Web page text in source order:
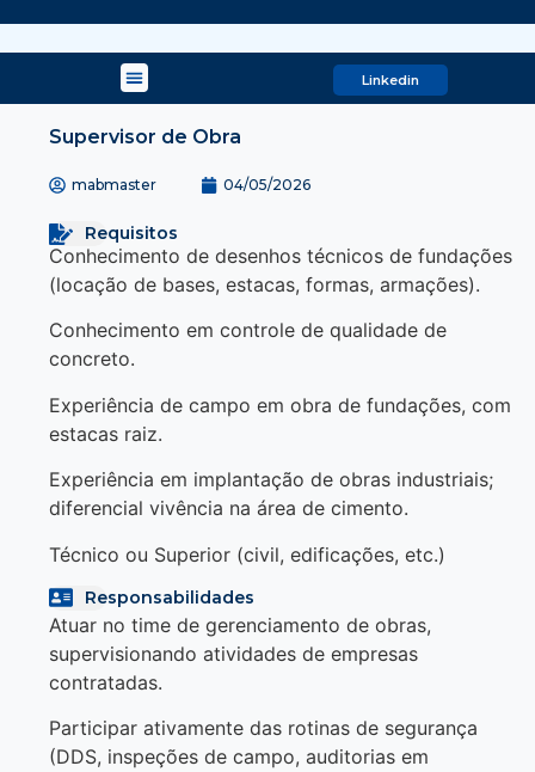
Linkedin
Supervisor de Obra
mabmaster 04/05/2026
Requisitos
Conhecimento de desenhos técnicos de fundações
(locação de bases, estacas, formas, armações).
Conhecimento em controle de qualidade de
concreto.
Experiência de campo em obra de fundações, com
estacas raiz.
Experiência em implantação de obras industriais;
diferencial vivência na área de cimento.
Técnico ou Superior (civil, edificações, etc.)
Responsabilidades
Atuar no time de gerenciamento de obras,
supervisionando atividades de empresas
contratadas.
Participar ativamente das rotinas de segurança
(DDS, inspeções de campo, auditorias em